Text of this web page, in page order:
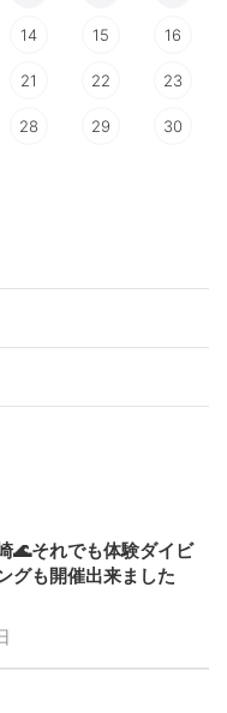
14 15 16
21 22 23
28 29 30
🌊それでも体験ダイビ
グも開催出来ました